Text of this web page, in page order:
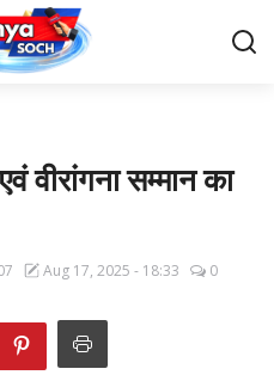
वीरांगना सम्मान का
Aug 17, 2025 - 18:33 0